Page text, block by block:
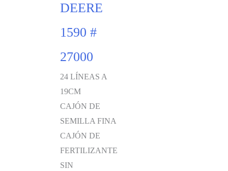
DEERE
1590 #
27000
24 LÍNEAS A
19CM
CAJÓN DE
SEMILLA FINA
CAJÓN DE
FERTILIZANTE
SIN